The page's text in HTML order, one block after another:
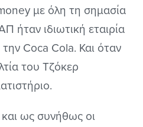
με όλη τη σημασία
ήταν ιδιωτική εταιρία
Coca Cola. Και όταν
του Τζόκερ
ως συνήθως οι